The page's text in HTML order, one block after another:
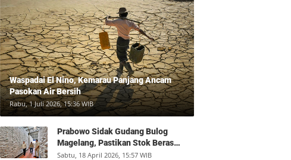
Waspadai El Nino, Kemarau Panjang Ancam
Pasokan Air Bersih
Rabu, 1 Juli 2026, 15:36 WIB
Prabowo Sidak Gudang Bulog
Magelang, Pastikan Stok Beras
Aman dan Distribusi Lancar
Sabtu, 18 April 2026, 15:57 WIB